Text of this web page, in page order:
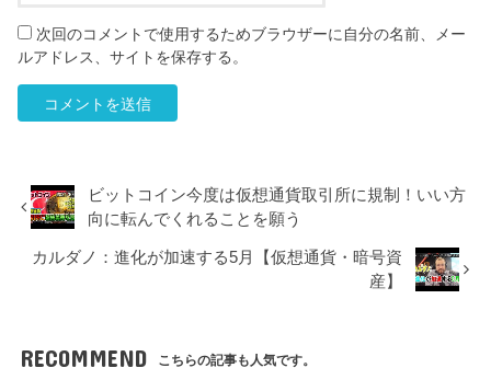
次回のコメントで使用するためブラウザーに自分の名前、メー
ルアドレス、サイトを保存する。
ビットコイン今度は仮想通貨取引所に規制！いい方
向に転んでくれることを願う
カルダノ：進化が加速する5月【仮想通貨・暗号資
産】
RECOMMEND こちらの記事も人気です。